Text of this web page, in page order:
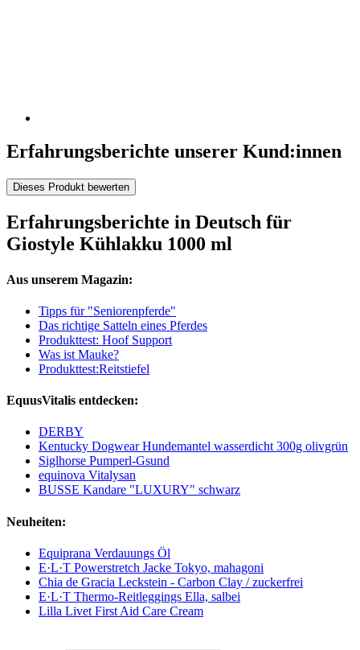
Erfahrungsberichte unserer Kund:innen
Dieses Produkt bewerten
Erfahrungsberichte in Deutsch für
Giostyle Kühlakku 1000 ml
Aus unserem Magazin:
Tipps für "Seniorenpferde"
Das richtige Satteln eines Pferdes
Produkttest: Hoof Support
Was ist Mauke?
Produkttest:Reitstiefel
EquusVitalis entdecken:
DERBY
Kentucky Dogwear Hundemantel wasserdicht 300g olivgrün
Siglhorse Pumperl-Gsund
equinova Vitalysan
BUSSE Kandare "LUXURY" schwarz
Neuheiten:
Equiprana Verdauungs Öl
E·L·T Powerstretch Jacke Tokyo, mahagoni
Chia de Gracia Leckstein - Carbon Clay / zuckerfrei
E·L·T Thermo-Reitleggings Ella, salbei
Lilla Livet First Aid Care Cream